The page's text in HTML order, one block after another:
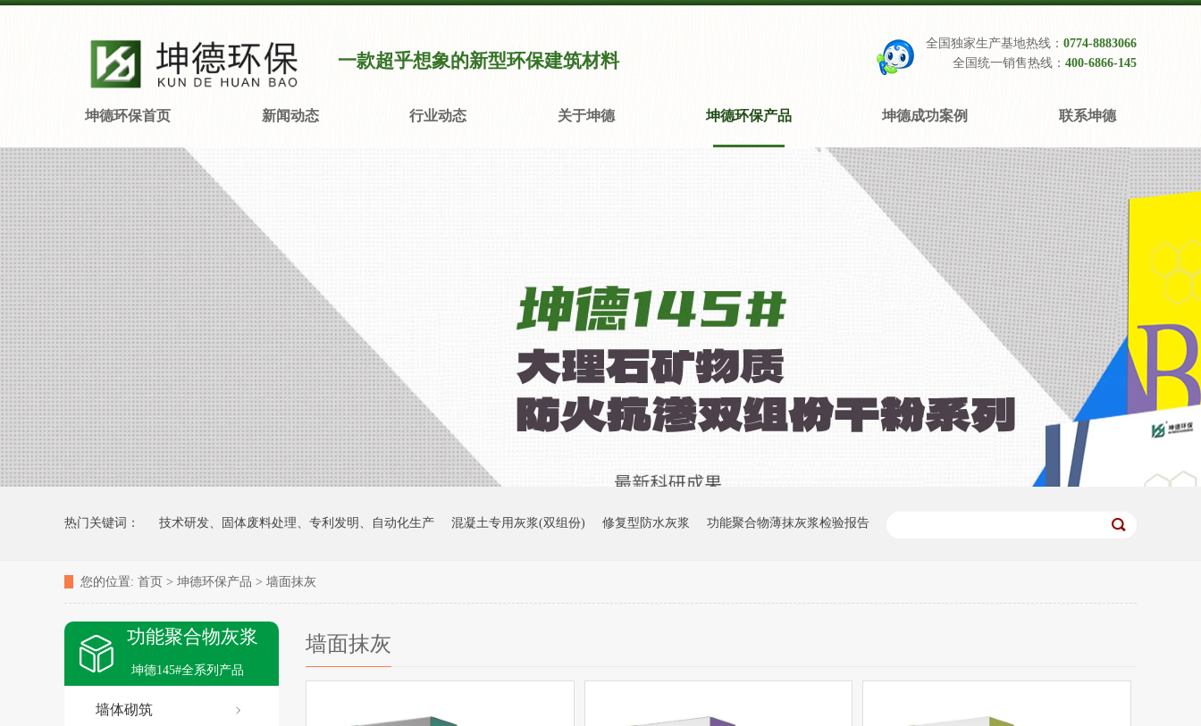
一款超乎想象的新型环保建筑材料
全国独家生产基地热线： 0774-8883066
全国统一销售热线： 400-6866-145
坤德环保首页 新闻动态 行业动态 关于坤德 坤德环保产品 坤德成功案例 联系坤德
热门关键词： 技术研发、固体废料处理、专利发明、自动化生产 混凝土专用灰浆(双组份) 修复型防水灰浆 功能聚合物薄抹灰浆检验报告
大理石干粉无机涂浆(月光白) 无机涂料（液态） 防水嵌缝粘接剂
您的位置: 首页 > 坤德环保产品 > 墙面抹灰
功能聚合物灰浆
坤德145#全系列产品
墙体砌筑
墙面抹灰